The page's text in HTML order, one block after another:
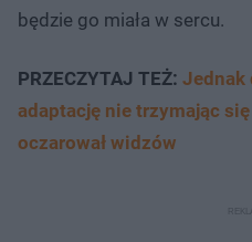
będzie go miała w sercu.
PRZECZYTAJ TEŻ: Jednak
adaptację nie trzymając
oczarował widzów